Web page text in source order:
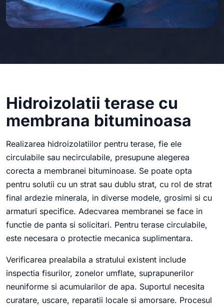
Hidroizolatii terase cu
membrana bituminoasa
Realizarea hidroizolatiilor pentru terase, fie ele
circulabile sau necirculabile, presupune alegerea
corecta a membranei bituminoase. Se poate opta
pentru solutii cu un strat sau dublu strat, cu rol de strat
final ardezie minerala, in diverse modele, grosimi si cu
armaturi specifice. Adecvarea membranei se face in
functie de panta si solicitari. Pentru terase circulabile,
este necesara o protectie mecanica suplimentara.
Verificarea prealabila a stratului existent include
inspectia fisurilor, zonelor umflate, suprapunerilor
neuniforme si acumularilor de apa. Suportul necesita
curatare, uscare, reparatii locale si amorsare. Procesul